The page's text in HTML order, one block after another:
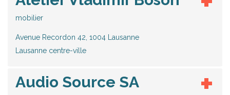
mobilier
Avenue Recordon 42, 1004 Lausanne
Lausanne centre-ville
Audio Source SA